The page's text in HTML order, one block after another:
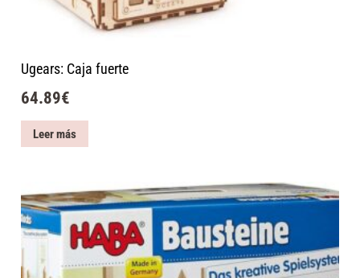
Ugears: Caja fuerte
64.89€
Leer más